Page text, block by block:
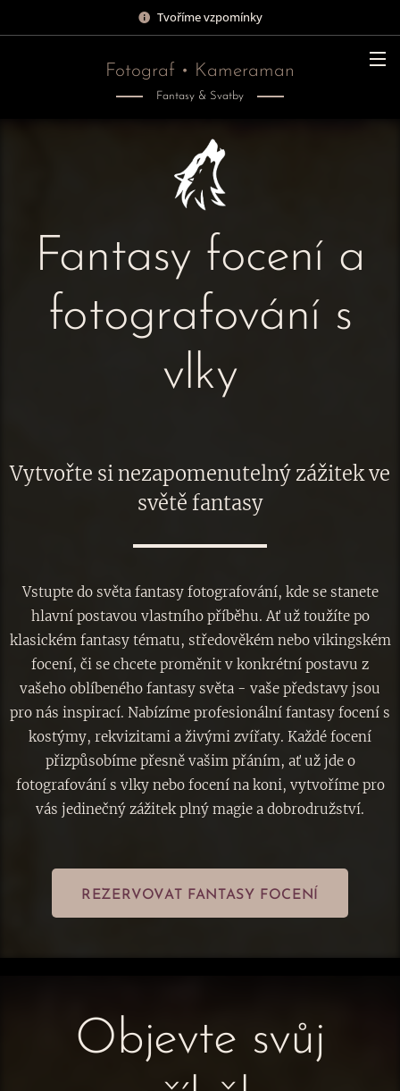
Tvoříme vzpomínky
Fotograf • Kameraman
Fantasy & Svatby
Fantasy focení a
fotografování s
vlky
Vytvořte si nezapomenutelný zážitek ve
světě fantasy
Vstupte do světa fantasy fotografování, kde se stanete
hlavní postavou vlastního příběhu. Ať už toužíte po
klasickém fantasy tématu, středověkém nebo vikingském
focení, či se chcete proměnit v konkrétní postavu z
vašeho oblíbeného fantasy světa - vaše představy jsou
pro nás inspirací. Nabízíme profesionální fantasy focení s
kostýmy, rekvizitami a živými zvířaty. Každé focení
přizpůsobíme přesně vašim přáním, ať už jde o
fotografování s vlky nebo focení na koni, vytvoříme pro
vás jedinečný zážitek plný magie a dobrodružství.
REZERVOVAT FANTASY FOCENÍ
Objevte svůj